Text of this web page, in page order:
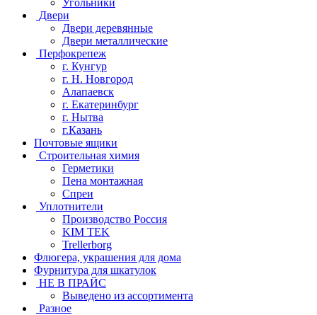
Двери
Двери деревянные
Двери металлические
Перфокрепеж
г. Кунгур
г. Н. Новгород
Алапаевск
г. Екатеринбург
г. Нытва
г.Казань
Почтовые ящики
Строительная химия
Герметики
Пена монтажная
Спреи
Уплотнители
Производство Россия
KIM TEK
Trellerborg
Флюгера, украшения для дома
Фурнитура для шкатулок
НЕ В ПРАЙС
Выведено из ассортимента
Разное